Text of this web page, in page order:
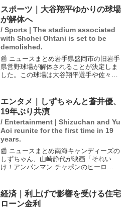
して捜査を進めており、詳細な調査を行
っています。この事...
スポーツ｜大谷翔平ゆかりの球場
が解体へ
/ Sports | The stadium associated
with Shohei Ohtani is set to be
demolished.
📰 ニュースまとめ岩手県盛岡市の旧岩手
県営野球場が解体されることが決定しま
した。この球場は大谷翔平選手や佐々木
野球ファンに愛されてきました。3年前に
閉場し、県は民間...
エンタメ｜しずちゃんと蒼井優、
19年ぶり共演
/ Entertainment | Shizuchan and Yu
Aoi reunite for the first time in 19
years.
📰 ニュースまとめ南海キャンディーズの
しずちゃん、山崎静代が映画「それい
け！アンパンマン チャポンのヒーロ
共演を果たすことになる。しずちゃん
は、共演にあたり「山ちゃん...
経済｜利上げで影響を受ける住宅
ローン金利